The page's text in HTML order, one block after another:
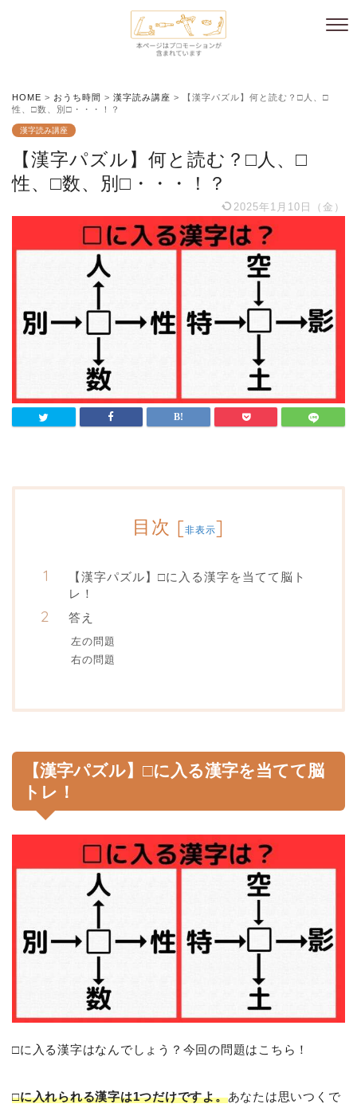
HOME > おうち時間 > 漢字読み講座 >
【漢字パズル】何と読む？□人、□
性、□数、別□・・・！？
漢字読み講座
【漢字パズル】何と読む？□人、□
性、□数、別□・・・！？
2025年1月10日（金）
目次 [非表示]
【漢字パズル】□に入る漢字を当てて脳ト
レ！
答え
左の問題
右の問題
【漢字パズル】□に入る漢字を当てて脳
トレ！
□に入る漢字はなんでしょう？今回の問題はこちら！
□に入れられる漢字は1つだけですよ。あなたは思いつくで